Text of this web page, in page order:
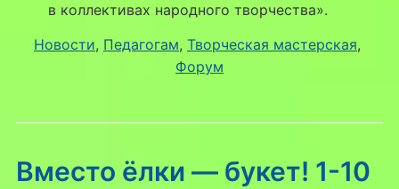
в коллективах народного творчества».
Новости, Педагогам, Творческая мастерская
Форум
Вместо ёлки — букет! 1-10